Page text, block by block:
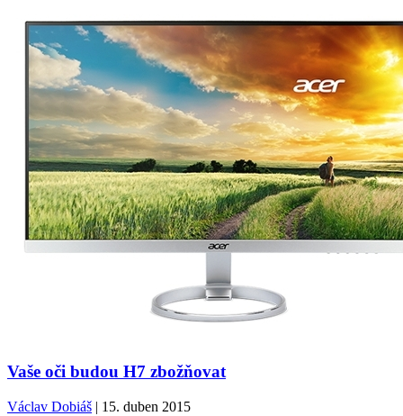
Vaše oči budou H7 zbožňovat
Václav Dobiáš | 15. duben 2015